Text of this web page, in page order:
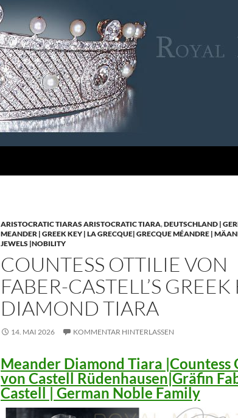
ARISTOCRATIC TIARAS ARISTOCRATIC TIARA,DEUTSCHLAND |
MEANDER | GREEK KEY | LA GRECQUE| GRECQUE MÉANDRE |
JEWELS |NOBILITY
COUNTESS OTTILIE VON
FABER-CASTELL’S GREEK
DIAMOND TIARA
14. MAI 2026 KOMMENTAR HINTERLASSEN
Meander Diamond Tiara |Countess
von Castell Rüdenhausen|Gräfin
Castell | German Noble Family